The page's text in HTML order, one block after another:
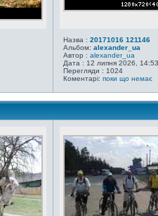
Назва : 20171016 121146
Альбом: alexander_ua
Автор : alexander_ua
Дата : 12 липня 2026, 14:53
Перегляди : 1024
Коментарі: поки що немає